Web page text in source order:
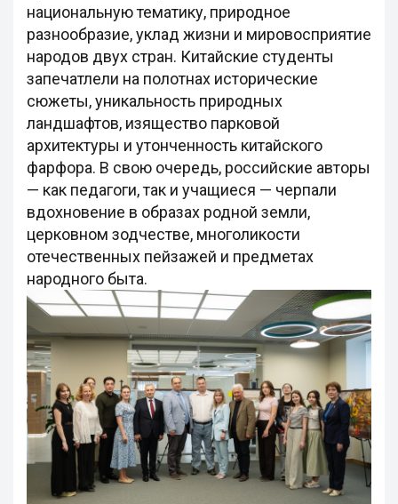
национальную тематику, природное
разнообразие, уклад жизни и мировосприятие
народов двух стран. Китайские студенты
запечатлели на полотнах исторические
сюжеты, уникальность природных
ландшафтов, изящество парковой
архитектуры и утонченность китайского
фарфора. В свою очередь, российские авторы
— как педагоги, так и учащиеся — черпали
вдохновение в образах родной земли,
церковном зодчестве, многоликости
отечественных пейзажей и предметах
народного быта.